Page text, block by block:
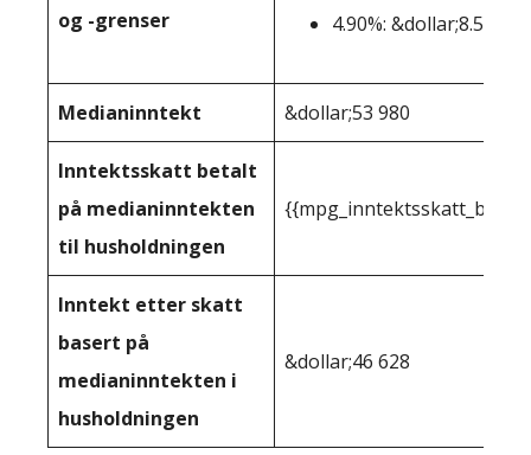
og -grenser
4.90%: &dollar;8.501+
Medianinntekt &dollar;53 980
Inntektsskatt betalt
på medianinntekten
til husholdningen
Inntekt etter skatt
basert på
medianinntekten i
husholdningen
&dollar;46 628